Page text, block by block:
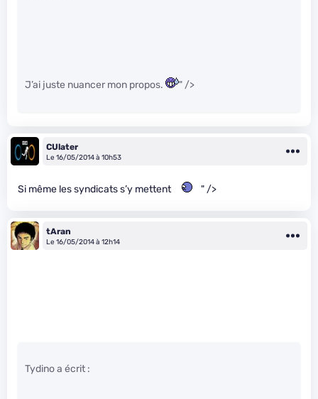
J’ai juste nuancer mon propos. " />
CUlater
Le 16/05/2014 à 10h53
Si même les syndicats s’y mettent " />
tAran
Le 16/05/2014 à 12h14
Tydino a écrit :